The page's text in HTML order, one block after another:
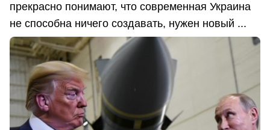
прекрасно понимают, что современная Украина
не способна ничего создавать, нужен новый ...